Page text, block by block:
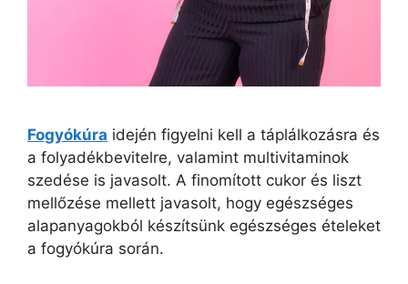
Fogyókúra idején figyelni kell a táplálkozásra és
a folyadékbevitelre, valamint multivitaminok
szedése is javasolt. A finomított cukor és liszt
mellőzése mellett javasolt, hogy egészséges
alapanyagokból készítsünk egészséges ételeket
a fogyókúra során.